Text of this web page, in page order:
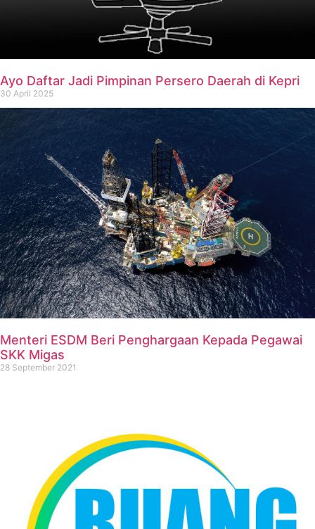
Ayo Daftar Jadi Pimpinan Persero Daerah di Kepri
30 April 2025
Menteri ESDM Beri Penghargaan Kepada Pegawai
SKK Migas
28 September 2021